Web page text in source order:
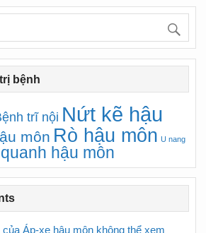
bệnh
trĩ nội Nứt kẽ hậu
môn Rò hậu môn U nang
hậu môn
Áp-xe hậu môn không thể xem